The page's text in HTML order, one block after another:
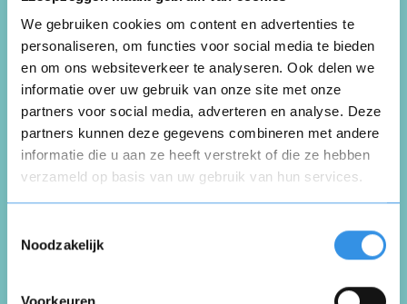
We gebruiken cookies om content en advertenties te
personaliseren, om functies voor social media te bieden
en om ons websiteverkeer te analyseren. Ook delen we
informatie over uw gebruik van onze site met onze
partners voor social media, adverteren en analyse. Deze
partners kunnen deze gegevens combineren met andere
informatie die u aan ze heeft verstrekt of die ze hebben
verzameld op basis van uw gebruik van hun services.
Noodzakelijk
Voorkeuren
ASN spaarrekening opzeggen. Polisnummer
is niet van toepassing.
0 (0 like)